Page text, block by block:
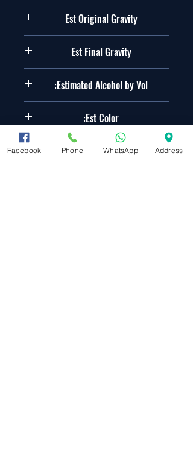
Est Original Gravity
Est Final Gravity
Estimated Alcohol by Vol:
Est Color:
Facebook Phone WhatsApp Address